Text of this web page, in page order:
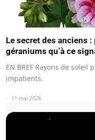
Le secret des anciens
géraniums qu’à ce
EN BREF Rayons de
impatients.
11 mai 2026